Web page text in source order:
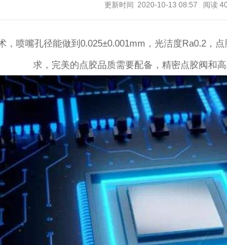
更新时间 2020-10-13 08:57 阅读
，喷嘴孔径能做到0.025±0.001mm，光洁度Ra0.2，
求，完美的点胶品质需要配备，精密点胶阀和